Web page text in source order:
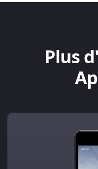
Plus